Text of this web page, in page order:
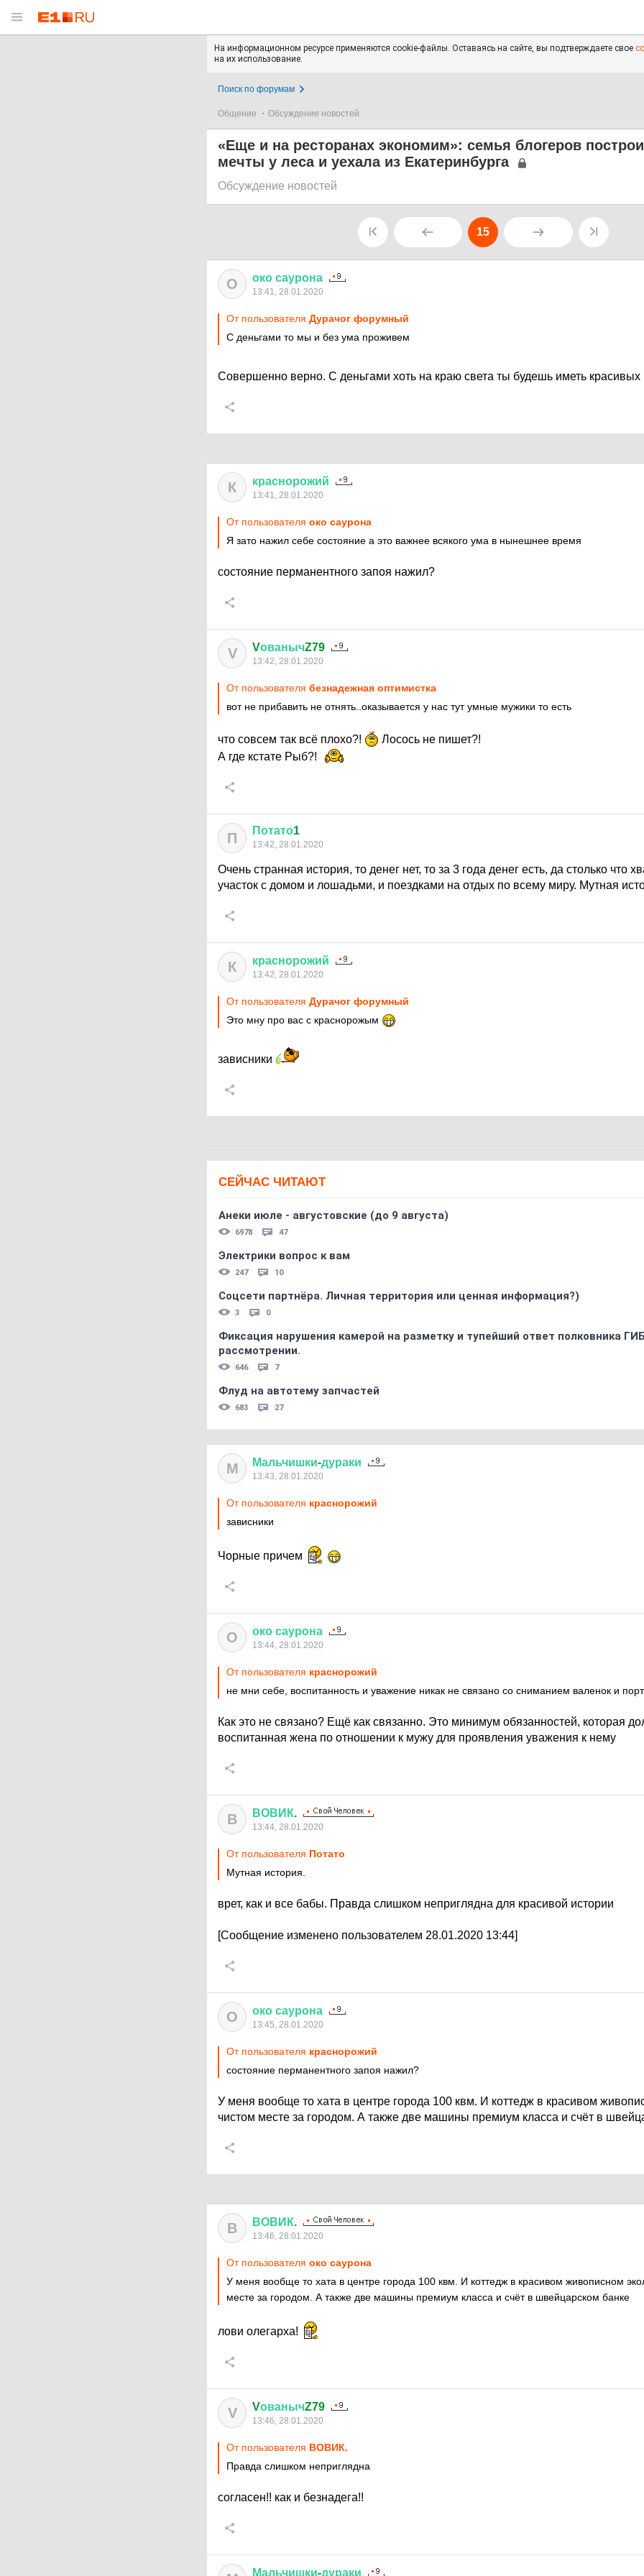
На информационном ресурсе применяются cookie-файлы. Оставаясь на сайте, вы подтверждаете свое
на их использование.
Поиск по форумам
Общение Обсуждение новостей
«Еще и на ресторанах экономим»: семья блогеров
мечты у леса и уехала из Екатеринбурга
Обсуждение новостей
15
О око саурона
13:41, 28.01.2020
От пользователя Дурачог форумный
С деньгами то мы и без ума проживем
Совершенно верно. С деньгами хоть на краю света ты будешь иметь красивых
К краснорожий
13:41, 28.01.2020
От пользователя око саурона
Я зато нажил себе состояние а это важнее всякого ума в нынешнее время
состояние перманентного запоя нажил?
V VованычZ79
13:42, 28.01.2020
От пользователя безнадежная оптимистка
вот не прибавить не отнять..оказывается у нас тут умные мужики то есть
что совсем так всё плохо?!
Лосось не пишет?!
А где кстате Рыб?!
П Потато1
13:42, 28.01.2020
Очень странная история, то денег нет, то за 3 года денег есть, да столько что
участок с домом и лошадьми, и поездками на отдых по всему миру. Мутная
К краснорожий
13:42, 28.01.2020
От пользователя Дурачог форумный
Это мну про вас с краснорожым
зависники
СЕЙЧАС ЧИТАЮТ
Анеки июле - августовские (до 9 августа)
6978 47
Электрики вопрос к вам
247 10
Соцсети партнёра. Личная территория или ценная информация?)
3 0
Фиксация нарушения камерой на разметку и тупейший ответ полковника
рассмотрении.
646 7
Флуд на автотему запчастей
683 27
М Мальчишки-дураки
13:43, 28.01.2020
От пользователя краснорожий
зависники
Чорные причем
О око саурона
13:44, 28.01.2020
От пользователя краснорожий
не мни себе, воспитанность и уважение никак не связано со сниманием валенок и
Как это не связано? Ещё как связанно. Это минимум обязанностей, которая
воспитанная жена по отношении к мужу для проявления уважения к нему
В ВОВИК.
13:44, 28.01.2020
От пользователя Потато
Мутная история.
врет, как и все бабы. Правда слишком неприглядна для красивой истории
[Сообщение изменено пользователем 28.01.2020 13:44]
О око саурона
13:45, 28.01.2020
От пользователя краснорожий
состояние перманентного запоя нажил?
У меня вообще то хата в центре города 100 квм. И коттедж в красивом
чистом месте за городом. А также две машины премиум класса и счёт в
В ВОВИК.
13:46, 28.01.2020
От пользователя око саурона
У меня вообще то хата в центре города 100 квм. И коттедж в красивом живописном
месте за городом. А также две машины премиум класса и счёт в швейцарском банке
лови олегарха!
V VованычZ79
13:46, 28.01.2020
От пользователя ВОВИК.
Правда слишком неприглядна
согласен!! как и безнадега!!
Мальчишки-дураки